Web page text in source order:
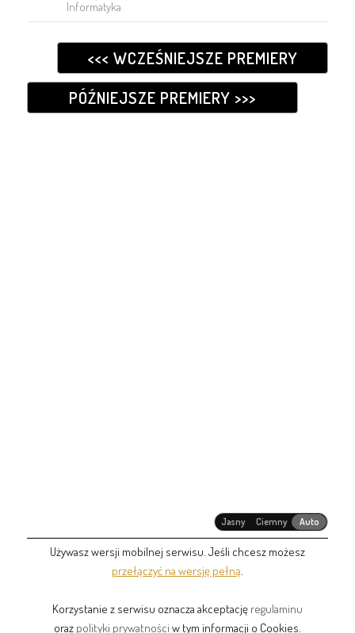
Informatyka
<<< WCZEŚNIEJSZE PREMIERY
PÓŹNIEJSZE PREMIERY >>>
Jasny Ciemny Auto
Używasz wersji mobilnej serwisu. Jeśli chcesz możesz
przełączyć na wersję pełną
Korzystanie z serwisu oznacza akceptację regulaminu
oraz polityki prywatności w tym informacji o Cookies.